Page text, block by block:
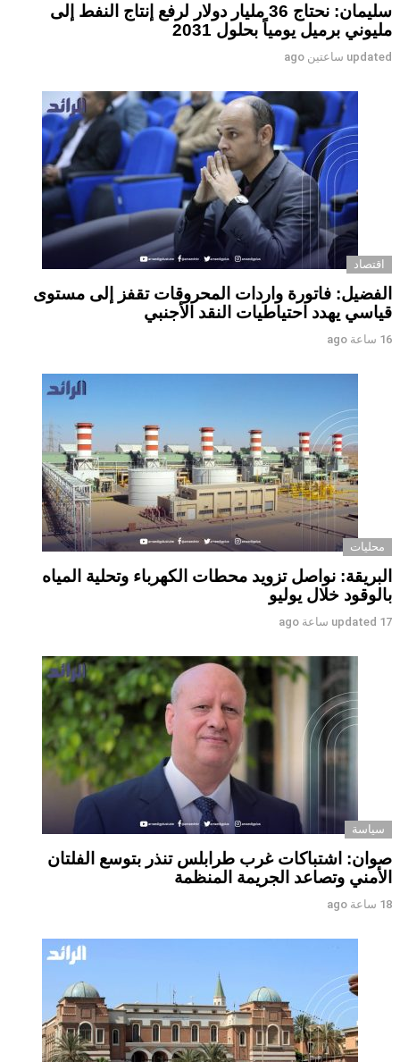
سليمان: نحتاج 36 مليار دولار لرفع إنتاج النفط إلى
مليوني برميل يومياً بحلول 2031
updated ساعتين ago
اقتصاد
الفضيل: فاتورة واردات المحروقات تقفز إلى مستوى
قياسي يهدد احتياطيات النقد الأجنبي
16 ساعة ago
محليات
البريقة: نواصل تزويد محطات الكهرباء وتحلية المياه
بالوقود خلال يوليو
updated 17 ساعة ago
سياسة
صوان: اشتباكات غرب طرابلس تنذر بتوسع الفلتان
الأمني وتصاعد الجريمة المنظمة
18 ساعة ago